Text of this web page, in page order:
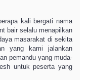
kali bergati nama
bair selalu menapilkan
masarakat di sekita
yang kami jalankan
pemandu yang muda-
untuk peserta yang